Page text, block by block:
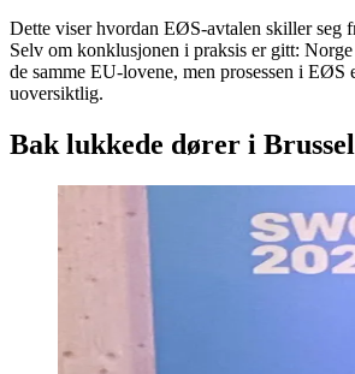
Dette viser hvordan EØS-avtalen skiller seg
Selv om konklusjonen i praksis er gitt:
de samme EU-lovene, men prosessen i EØS
uoversiktlig.
Bak lukkede dører i Brussel